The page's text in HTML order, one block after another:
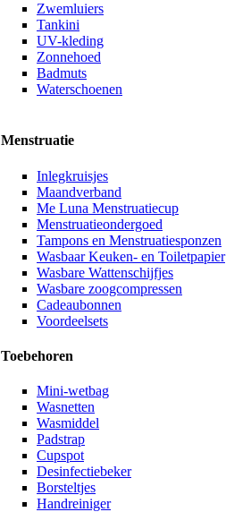
Zwemluiers
Tankini
UV-kleding
Zonnehoed
Badmuts
Waterschoenen
Menstruatie
Inlegkruisjes
Maandverband
Me Luna Menstruatiecup
Menstruatieondergoed
Tampons en Menstruatiesponzen
Wasbaar Keuken- en Toiletpapier
Wasbare Wattenschijfjes
Wasbare zoogcompressen
Cadeaubonnen
Voordeelsets
Toebehoren
Mini-wetbag
Wasnetten
Wasmiddel
Padstrap
Cupspot
Desinfectiebeker
Borsteltjes
Handreiniger